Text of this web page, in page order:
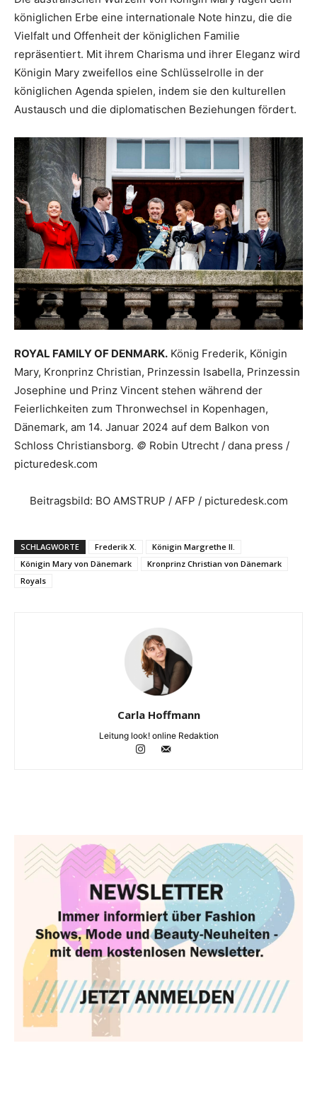
königlichen Erbe eine internationale Note hinzu, die die
Vielfalt und Offenheit der königlichen Familie
repräsentiert. Mit ihrem Charisma und ihrer Eleganz wird
Königin Mary zweifellos eine Schlüsselrolle in der
königlichen Agenda spielen, indem sie den kulturellen
Austausch und die diplomatischen Beziehungen fördert.
ROYAL FAMILY OF DENMARK. König Frederik, Königin
Mary, Kronprinz Christian, Prinzessin Isabella, Prinzessin
Josephine und Prinz Vincent stehen während der
Feierlichkeiten zum Thronwechsel in Kopenhagen,
Dänemark, am 14. Januar 2024 auf dem Balkon von
Schloss Christiansborg. © Robin Utrecht / dana press /
picturedesk.com
Beitragsbild: BO AMSTRUP / AFP / picturedesk.com
SCHLAGWORTE Frederik X.
Königin Margrethe II.
Königin Mary von Dänemark
Kronprinz Christian von Dänemark
Royals
Carla Hoffmann
Leitung look! online Redaktion